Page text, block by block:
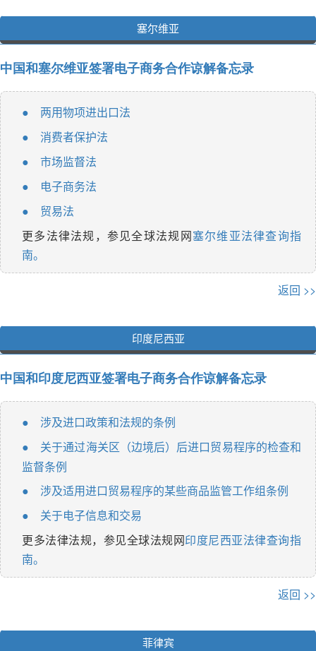
塞尔维亚
中国和塞尔维亚签署电子商务合作谅解备忘录
● 两用物项进出口法
● 消费者保护法
● 市场监督法
● 电子商务法
●
贸易法
更多法律法规，参见全球法规网塞尔维亚法律查询指
南。
返回 >>
印度尼西亚
中国和印度尼西亚签署电子商务合作谅解备忘录
● 涉及进口政策和法规的条例
●
关于通过海关区（边境后）后进口贸易程序的检查和
监督条例
● 涉及适用进口贸易程序的某些商品监管工作组条例
●
关于电子信息和交易
更多法律法规，参见全球法规网印度尼西亚法律查询指
南。
返回 >>
菲律宾